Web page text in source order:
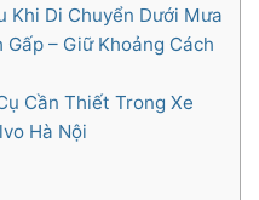
Khi Di Chuyển Dưới Mưa
Gấp – Giữ Khoảng Cách
Cần Thiết Trong Xe
Hà Nội